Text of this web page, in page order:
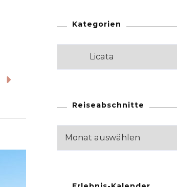
Kategorien
Kategorien
Reiseabschnitte
Reiseabschnitte